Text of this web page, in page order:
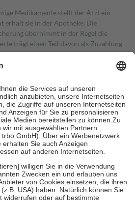
Medikamente stellt der Arzt ein
erhält sie in der Apotheke. Die
übernimmt in der Regel die
trägt einen Teil davon als Zuzahlung
Zuzahlungen in Höhe von zehn
jedoch nie mehr als die tatsächlichen
auch für Online-Apotheken.
Krankenpflege beträgt die
Kosten sowie zehn Euro je
für ihre eigene Gesundheit zu
Stellung der Familie zu unterstützen,
an bei:
bis zum vollendeten 18. Lebensjahr
und Früherkennung, die von der